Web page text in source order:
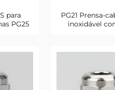
para
PG25
PG21 Prensa-
inoxidável